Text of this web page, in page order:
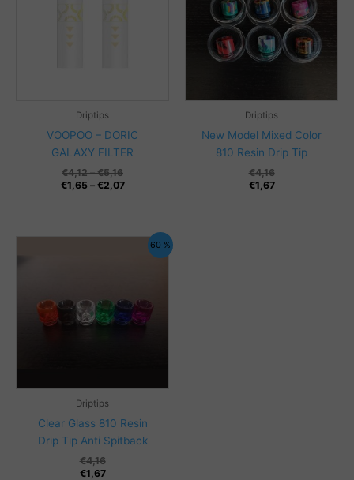
Driptips
VOOPOO – DORIC
GALAXY FILTER
€4,12 – €5,16Prisintervall:
€4,12
€1,65 – €2,07Prisintervall:
Driptips
New Model Mixed Color
810 Resin Drip Tip
€4,16
€1,67
60 %
Driptips
Clear Glass 810 Resin
Drip Tip Anti Spitback
€4,16
€1,67